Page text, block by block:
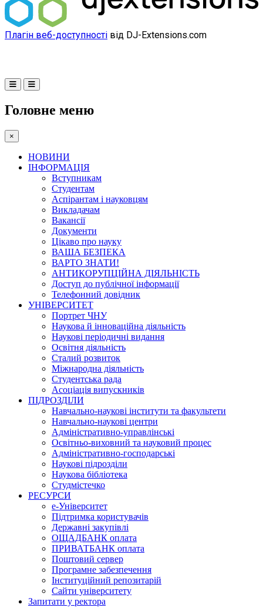
Плагін веб-доступності від DJ-Extensions.com
Головне меню
×
НОВИНИ
ІНФОРМАЦІЯ
Вступникам
Студентам
Аспірантам і науковцям
Викладачам
Вакансії
Документи
Цікаво про науку
ВАША БЕЗПЕКА
ВАРТО ЗНАТИ!
АНТИКОРУПЦІЙНА ДІЯЛЬНІСТЬ
Доступ до публічної інформації
Телефонний довідник
УНІВЕРСИТЕТ
Портрет ЧНУ
Наукова й інноваційна діяльність
Наукові періодичні видання
Освітня діяльність
Сталий розвиток
Міжнародна діяльність
Студентська рада
Асоціація випускників
ПІДРОЗДІЛИ
Навчально-наукові інститути та факультети
Навчально-наукові центри
Адміністративно-управлінські
Освітньо-виховний та науковий процес
Адміністративно-господарські
Наукові підрозділи
Наукова бібліотека
Студмістечко
РЕСУРСИ
е-Університет
Підтримка користувачів
Державні закупівлі
ОЩАДБАНК оплата
ПРИВАТБАНК оплата
Поштовий сервер
Програмне забезпечення
Інституційний репозитарій
Сайти університету
Запитати у ректора